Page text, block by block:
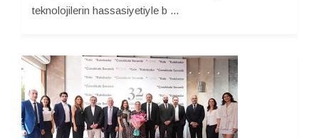
teknolojilerin hassasiyetiyle b ...